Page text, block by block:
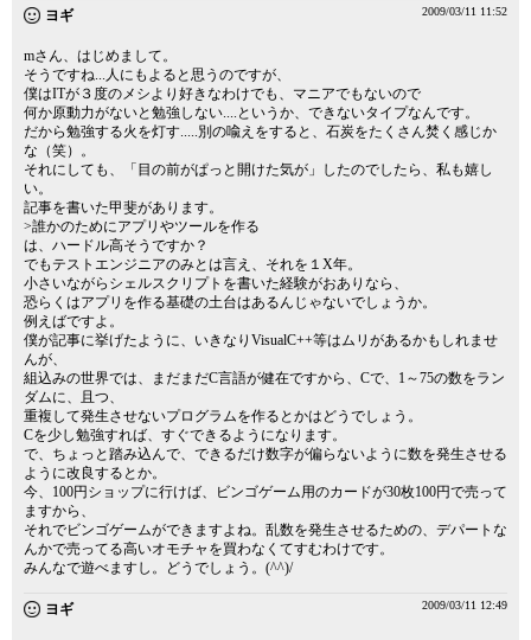
ヨギ 2009/03/11 11:52
mさん、はじめまして。
そうですね...人にもよると思うのですが、
僕はITが３度のメシより好きなわけでも、マニアでもないので
何か原動力がないと勉強しない....というか、できないタイプなんです。
だから勉強する火を灯す.....別の喩えをすると、石炭をたくさん焚く感じか
な（笑）。
それにしても、「目の前がぱっと開けた気が」したのでしたら、私も嬉し
い。
記事を書いた甲斐があります。
>誰かのためにアプリやツールを作る
は、ハードル高そうですか？
でもテストエンジニアのみとは言え、それを１X年。
小さいながらシェルスクリプトを書いた経験がおありなら、
恐らくはアプリを作る基礎の土台はあるんじゃないでしょうか。
例えばですよ。
僕が記事に挙げたように、いきなりVisualC++等はムリがあるかもしれませ
んが、
組込みの世界では、まだまだC言語が健在ですから、Cで、1～75の数をラン
ダムに、且つ、
重複して発生させないプログラムを作るとかはどうでしょう。
Cを少し勉強すれば、すぐできるようになります。
で、ちょっと踏み込んで、できるだけ数字が偏らないように数を発生させる
ように改良するとか。
今、100円ショップに行けば、ビンゴゲーム用のカードが30枚100円で売って
ますから、
それでビンゴゲームができますよね。乱数を発生させるための、デパートな
んかで売ってる高いオモチャを買わなくてすむわけです。
みんなで遊べますし。どうでしょう。(^^)/
ヨギ 2009/03/11 12:49